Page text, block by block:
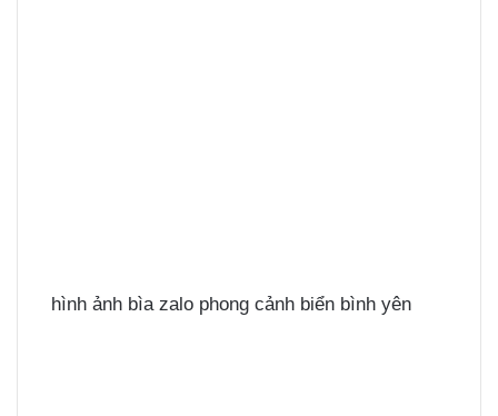
hình ảnh bìa zalo phong cảnh biển bình yên